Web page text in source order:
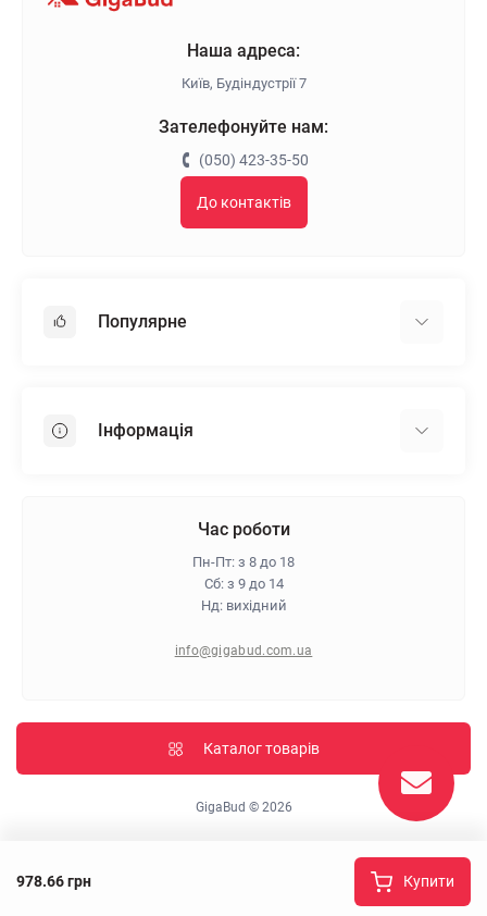
978.66 грн Купити
Наша адреса:
Київ, Будіндустрії 7
Зателефонуйте нам:
(050) 423-35-50
До контактів
Популярне
Пінопласт
Інформація
Гарантія та повернення
Політика конфіденційності
Час роботи
Пн-Пт: з 8 до 18
Сб: з 9 до 14
Нд: вихідний
info@gigabud.com.ua
Каталог товарів
GigaBud © 2026